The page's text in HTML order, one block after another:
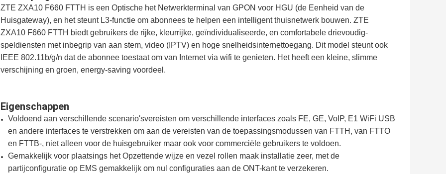
ZTE ZXA10 F660 FTTH is een Optische het Netwerkterminal van GPON voor HGU (de Eenheid van de
Huisgateway), en het steunt L3-functie om abonnees te helpen een intelligent thuisnetwerk bouwen. ZTE
ZXA10 F660 FTTH biedt gebruikers de rijke, kleurrijke, geïndividualiseerde, en comfortabele drievoudig-
speldiensten met inbegrip van aan stem, video (IPTV) en hoge snelheidsinternettoegang. Dit model steunt ook
IEEE 802.11b/g/n dat de abonnee toestaat om van Internet via wifi te genieten. Het heeft een kleine, slimme
verschijning en groen, energy-saving voordeel.
Eigenschappen
Voldoend aan verschillende scenario'svereisten om verschillende interfaces zoals FE, GE, VoIP, E1 WiFi USB
en andere interfaces te verstrekken om aan de vereisten van de toepassingsmodussen van FTTH, van FTTO
en FTTB-, niet alleen voor de huisgebruiker maar ook voor commerciële gebruikers te voldoen.
Gemakkelijk voor plaatsings het Opzettende wijze en vezel rollen maak installatie zeer, met de
partijconfiguratie op EMS gemakkelijk om nul configuraties aan de ONT-kant te verzekeren.